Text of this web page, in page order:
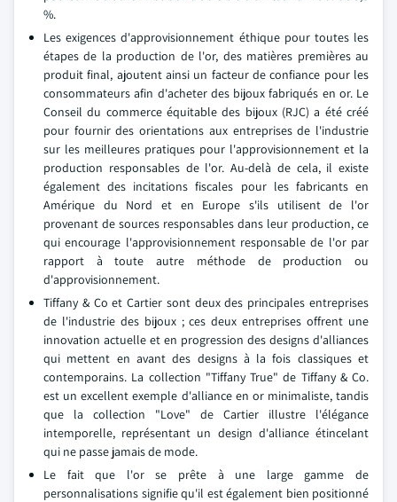
%.
Les exigences d'approvisionnement éthique pour toutes les
étapes de la production de l'or, des matières premières au
produit final, ajoutent ainsi un facteur de confiance pour les
consommateurs afin d'acheter des bijoux fabriqués en or. Le
Conseil du commerce équitable des bijoux (RJC) a été créé
pour fournir des orientations aux entreprises de l'industrie
sur les meilleures pratiques pour l'approvisionnement et la
production responsables de l'or. Au-delà de cela, il existe
également des incitations fiscales pour les fabricants en
Amérique du Nord et en Europe s'ils utilisent de l'or
provenant de sources responsables dans leur production, ce
qui encourage l'approvisionnement responsable de l'or par
rapport à toute autre méthode de production ou
d'approvisionnement.
Tiffany & Co et Cartier sont deux des principales entreprises
de l'industrie des bijoux ; ces deux entreprises offrent une
innovation actuelle et en progression des designs d'alliances
qui mettent en avant des designs à la fois classiques et
contemporains. La collection "Tiffany True" de Tiffany & Co.
est un excellent exemple d'alliance en or minimaliste, tandis
que la collection "Love" de Cartier illustre l'élégance
intemporelle, représentant un design d'alliance étincelant
qui ne passe jamais de mode.
Le fait que l'or se prête à une large gamme de
personnalisations signifie qu'il est également bien positionné